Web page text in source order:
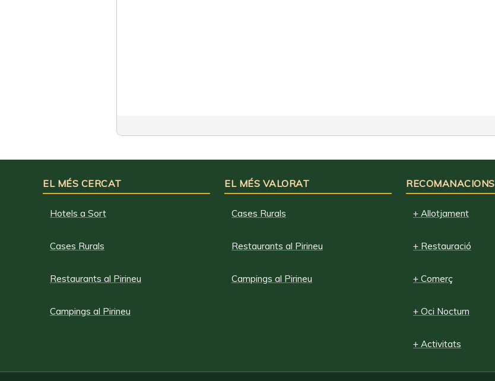
EL MÉS CERCAT
Hotels a Sort
Cases Rurals
Restaurants al Pirineu
Campings al Pirineu
EL MÉS VALORAT
Cases Rurals
Restaurants al Pirineu
Campings al Pirineu
RECOMANACIONS
+ Allotjament
+ Restauració
+ Comerç
+ Oci Nocturn
+ Activitats